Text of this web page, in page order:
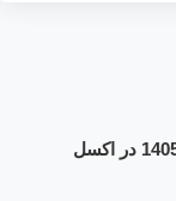
محاسبه مالیات حقوق سال 1405 در اکسل